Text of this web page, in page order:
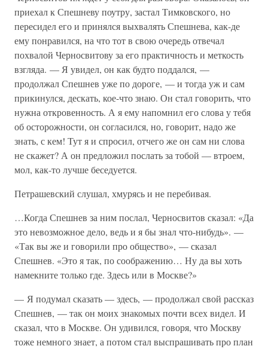
приехал к Спешневу поутру, застал Тимковского, но
пересидел его и принялся выхвалять Спешнева, как-де
ему понравился, на что тот в свою очередь отвечал
похвалой Черносвитову за его практичность и меткость
взгляда. — Я увидел, он как будто поддался, —
продолжал Спешнев уже по дороге, — и тогда уж и сам
прикинулся, дескать, кое-что знаю. Он стал говорить, что
нужна откровенность. А я ему напомнил его слова у тебя
об осторожности, он согласился, но, говорит, надо же
знать, с кем! Тут я и спросил, отчего же он сам ни слова
не скажет? А он предложил послать за тобой — втроем,
мол, как-то лучше беседуется.
Петрашевский слушал, хмурясь и не перебивая.
…Когда Спешнев за ним послал, Черносвитов сказал: «Да
это невозможное дело, ведь и я бы знал что-нибудь». —
«Так вы же и говорили про общество», — сказал
Спешнев. «Это я так, по соображению… Ну да вы хоть
намекните только где. Здесь или в Москве?»
— Я подумал сказать — здесь, — продолжал свой рассказ
Спешнев, — так он моих знакомых почти всех видел. И
сказал, что в Москве. Он удивился, говоря, что Москву
тоже немного знает, а потом стал выспрашивать про план